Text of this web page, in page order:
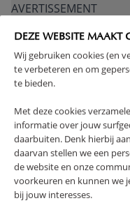
DEZE WEBSITE MAAKT
Wij gebruiken cookies (en
te verbeteren en om
te bieden.
Met deze cookies
informatie over jouw
daarbuiten. Denk hierbij
daarvan stellen we een
de website en onze
voorkeuren en kunnen we
bij jouw interesses.
AVERTISSEMENT
CARACTÉRISTIQUES
AVANTAGES DE CE
FAQ
RETOURS